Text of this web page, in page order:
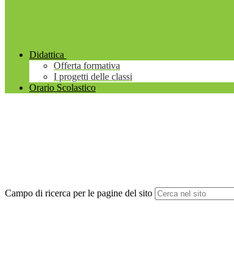
Didattica
Offerta formativa
I progetti delle classi
Orario Scolastico
Campo di ricerca per le pagine del sito